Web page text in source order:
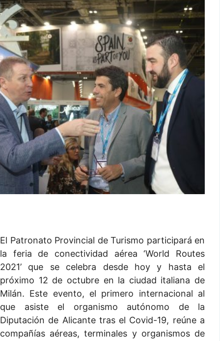
El Patronato Provincial de Turismo participará en
la feria de conectividad aérea ‘World Routes
2021’ que se celebra desde hoy y hasta el
próximo 12 de octubre en la ciudad italiana de
Milán. Este evento, el primero internacional al
que asiste el organismo autónomo de la
Diputación de Alicante tras el Covid-19, reúne a
compañías aéreas, terminales y organismos de